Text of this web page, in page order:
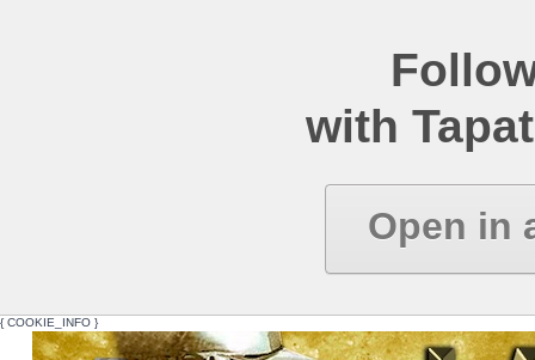
with
Open in
{ COOKIE_INFO }